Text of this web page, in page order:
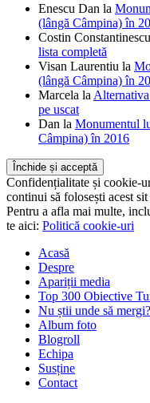
Enescu Dan la
(lângă Câmpina) în
Costin Constantinescu
lista completă
Visan Laurentiu la
(lângă Câmpina) în
Marcela la
pe uscat
Dan la Monumentul
Câmpina) în 2016
Confidențialitate și cookie-
continui să folosești acest
Pentru a afla mai multe,
te aici: Politică cookie-uri
Acasă
Despre
Apariții media
Top 300 Obiective
Nu știi unde să mergi?
Album foto
Blogroll
Echipa
Susține
Contact